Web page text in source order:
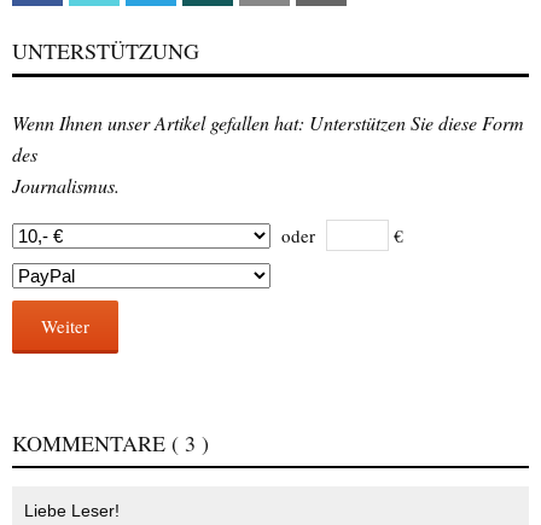
UNTERSTÜTZUNG
Wenn Ihnen unser Artikel gefallen hat: Unterstützen Sie diese Form
des
Journalismus.
oder €
Weiter
KOMMENTARE ( 3 )
Liebe Leser!